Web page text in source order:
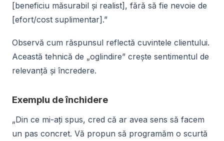
[beneficiu măsurabil și realist], fără să fie nevoie de
[efort/cost suplimentar].”
Observă cum răspunsul reflectă cuvintele clientului.
Această tehnică de „oglindire” crește sentimentul de
relevanță și încredere.
Exemplu de închidere
„Din ce mi-ați spus, cred că ar avea sens să facem
un pas concret. Vă propun să programăm o scurtă